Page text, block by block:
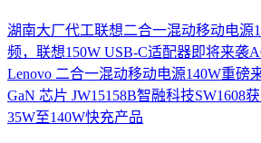
湖南大厂代工联想二合一混动移动电源
频，联想150W USB-C适配器即将来袭
Lenovo 二合一混动移动电源140W重磅
GaN 芯片 JW15158B智融科技SW1608
35W至140W快充产品